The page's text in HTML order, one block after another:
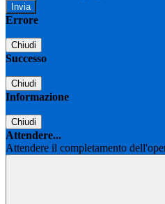
Errore
Chiudi
Successo
Chiudi
Informazione
Chiudi
Attendere...
Attendere il completamento